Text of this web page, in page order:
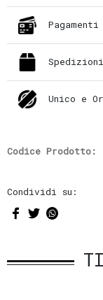
Pagamenti
Unico e
Codice Prodotto:
Condividi su: